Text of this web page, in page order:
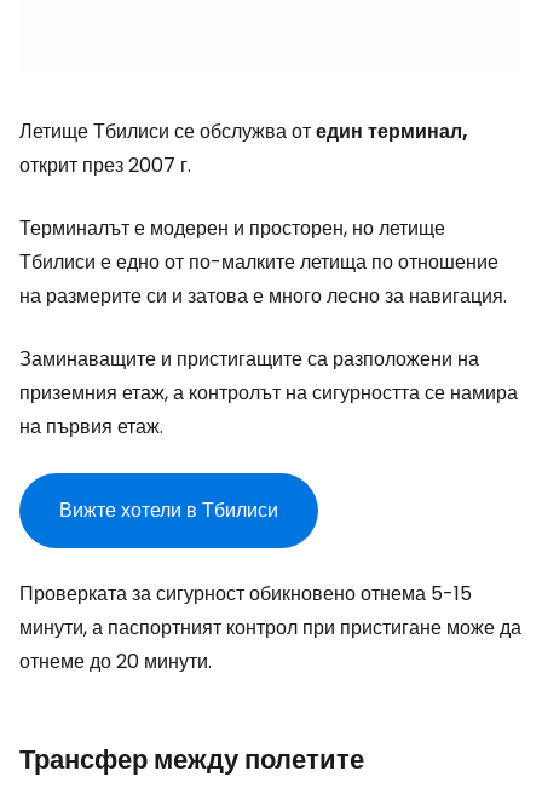
Летище Тбилиси се обслужва отедин терминал,
открит през 2007 г.
Терминалът е модерен и просторен, но летище
Тбилиси е едно от по-малките летища по отношение
на размерите си и затова е много лесно за навигация.
Заминаващите и пристигащите са разположени на
приземния етаж, а контролът на сигурността се намира
на първия етаж.
Вижте хотели в Тбилиси
Проверката за сигурност обикновено отнема 5-15
минути, а паспортният контрол при пристигане може да
отнеме до 20 минути.
Трансфер между полетите